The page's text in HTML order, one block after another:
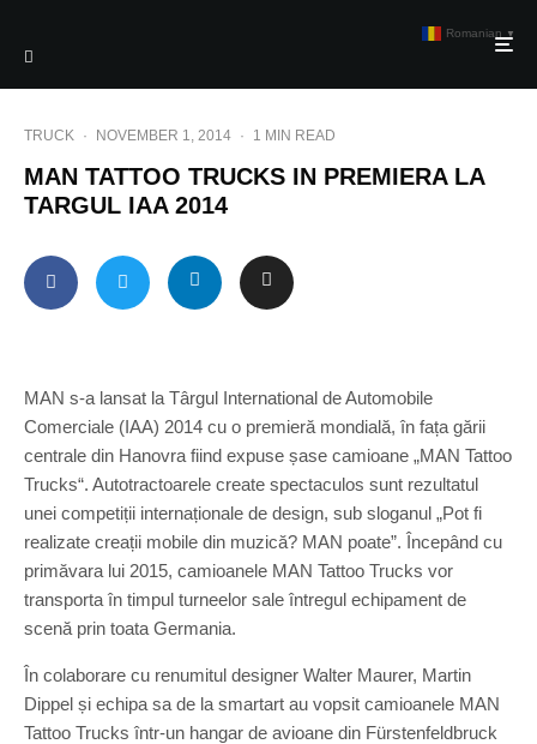
TRUCK · NOVEMBER 1, 2014 · 1 MIN READ
MAN TATTOO TRUCKS IN PREMIERA LA
TARGUL IAA 2014
MAN s-a lansat la Târgul International de Automobile
Comerciale (IAA) 2014 cu o premieră mondială, în fața gării
centrale din Hanovra fiind expuse șase camioane „MAN Tattoo
Trucks“. Autotractoarele create spectaculos sunt rezultatul
unei competiții internaționale de design, sub sloganul „Pot fi
realizate creații mobile din muzică? MAN poate”. Începând cu
primăvara lui 2015, camioanele MAN Tattoo Trucks vor
transporta în timpul turneelor sale întregul echipament de
scenă prin toata Germania.
În colaborare cu renumitul designer Walter Maurer, Martin
Dippel și echipa sa de la smartart au vopsit camioanele MAN
Tattoo Trucks într-un hangar de avioane din Fürstenfeldbruck
Romanian ▼